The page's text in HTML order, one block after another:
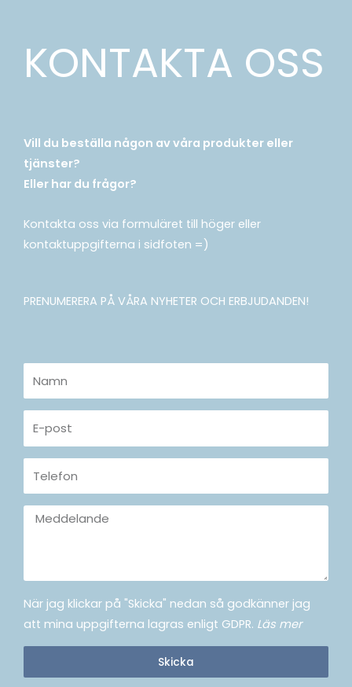
KONTAKTA OSS
Vill du beställa någon av våra produkter eller
tjänster?
Eller har du frågor?
Kontakta oss via formuläret till höger eller
kontaktuppgifterna i sidfoten =)
PRENUMERERA PÅ VÅRA NYHETER OCH ERBJUDANDEN!
post
Meddelande
När jag klickar på "Skicka" nedan så godkänner jag
att mina uppgifterna lagras enligt GDPR. Läs mer
Skicka